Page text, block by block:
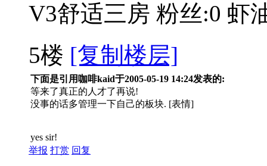
V3舒适三房 粉丝:0 虾
5楼 [复制楼层]
下面是引用咖啡kaid于2005-05-19 14:24发表的:
等来了真正的人才了再说!
没事的话多管理一下自己的板块. [表情]
yes sir!
举报 打赏 回复